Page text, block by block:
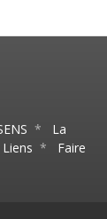
* La
Liens * Faire